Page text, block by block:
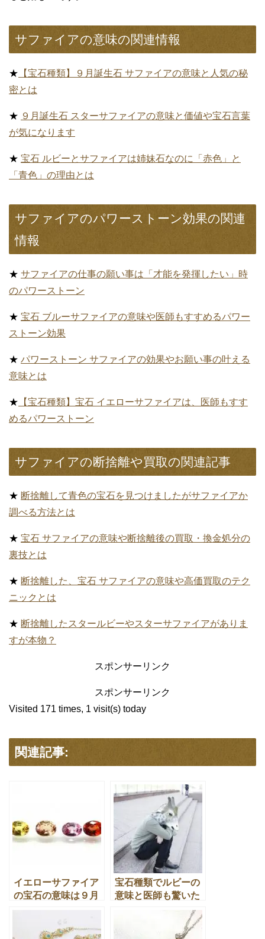
最近では、加熱処理とナチュラルの良質な石が市場に戻っ
てきています。
その微妙で可憐なチェリー酒を連想させる美しい色合い
は、多くの見る人を魅了させ虜にしてしまいます。
パパラチアサファイアは、サファイアの中でも特に別格と
なり、宝石店などで出会えたら幸せな宝石だと思います。
高級宝石の種類として、また、９月誕生石として人気のサ
ファイア。
個人的にもサファイアは、ルビーとともに私は大好きな宝
石です。
そんな事から、サファイアに関する記事を多く書いていま
すので、あなたがお好きなジャンルがあればご覧いただけ
★【宝石種類】９月誕生石 サファイアの意味と人気の秘
密とは
★９月誕生石 スターサファイアの意味と価値や宝石言葉
宝石 ルビーとサファイアは姉妹石なのに「赤色」と
「青色」の理由とは
サファイアのパワーストーン効果の関連
サファイアの仕事の願い事は「才能を発揮したい」時
のパワーストーン
宝石 ブルーサファイアの意味や医師もすすめるパワー
★パワーストーン サファイアの効果やお願い事の叶える
【宝石種類】宝石 イエローサファイアは、医師もすす